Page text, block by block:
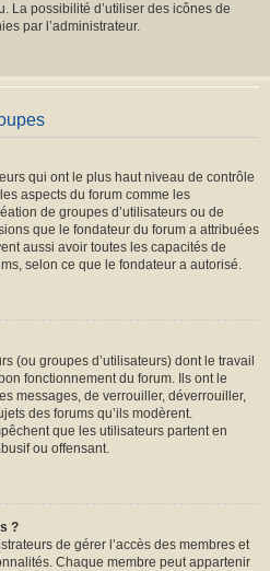
La possibilité d’utiliser des icônes de
par l’administrateur.
qui ont le plus haut niveau de contrôle
aspects du forum comme les
de groupes d’utilisateurs ou de
que le fondateur du forum a attribuées
aussi avoir toutes les capacités de
selon ce que le fondateur a autorisé.
(ou groupes d’utilisateurs) dont le travail
fonctionnement du forum. Ils ont le
messages, de verrouiller, déverrouiller,
des forums qu’ils modèrent.
que les utilisateurs partent en
ou offensant.
?
de gérer l’accès des membres et
Chaque membre peut appartenir